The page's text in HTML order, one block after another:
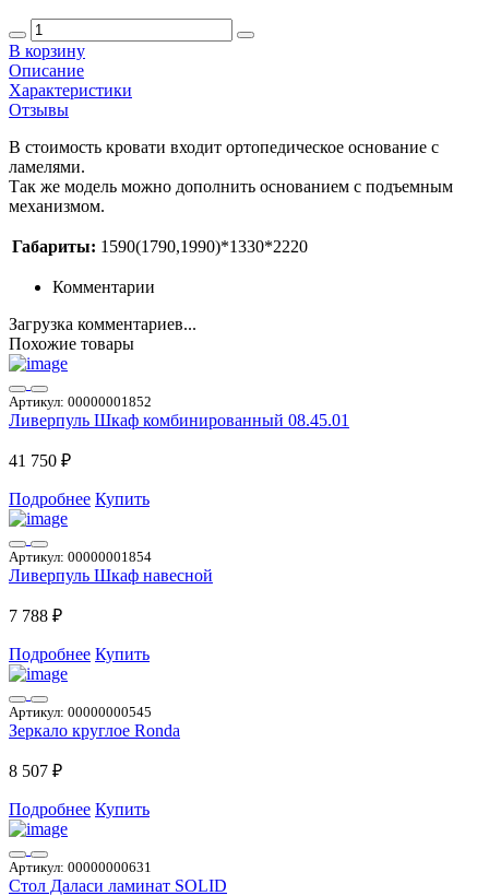
В корзину
Описание
Характеристики
Отзывы
В стоимость кровати входит ортопедическое основание с
ламелями.
Так же модель можно дополнить основанием с подъемным
механизмом.
Габариты: 1590(1790,1990)*1330*2220
Комментарии
Загрузка комментариев...
Похожие товары
Артикул: 00000001852
Ливерпуль Шкаф комбинированный 08.45.01
41 750 ₽
Подробнее Купить
Артикул: 00000001854
Ливерпуль Шкаф навесной
7 788 ₽
Подробнее Купить
Артикул: 00000000545
Зеркало круглое Ronda
8 507 ₽
Подробнее Купить
Артикул: 00000000631
Стол Даласи ламинат SOLID